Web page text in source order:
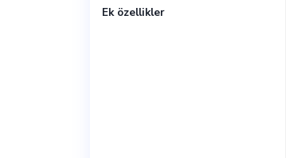
Ek özellikler